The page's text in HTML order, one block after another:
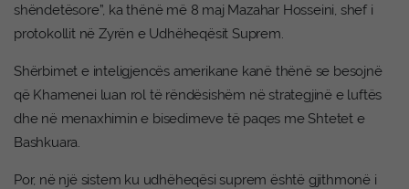
shëndetësore”, ka thënë më 8 maj Mazahar Hosseini, shef i
protokollit në Zyrën e Udhëheqësit Suprem.
Shërbimet e inteligjencës amerikane kanë thënë se besojnë
që Khamenei luan rol të rëndësishëm në strategjinë e luftës
dhe në menaxhimin e bisedimeve të paqes me Shtetet e
Bashkuara.
Por, në një sistem ku udhëheqësi suprem është gjithmonë i